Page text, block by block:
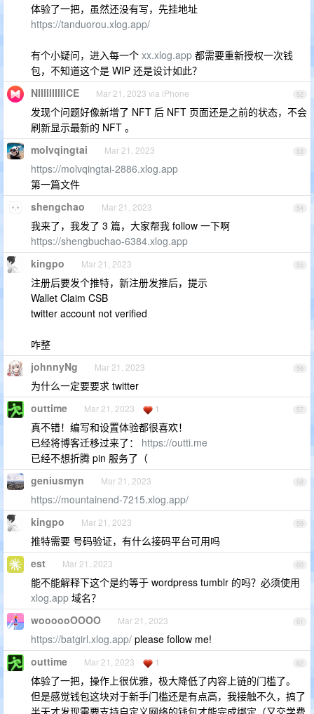
体验了一把，虽然还没有写，先挂地址
https://tanduorou.xlog.app/
有个小疑问，进入每一个 xx.xlog.app 都需要重新授权一次钱
包，不知道这个是 WIP 还是设计如此？
52
NIIIIIIIIIICE Mar 21, 2023 via iPhone
发现个问题好像新增了 NFT 后 NFT 页面还是之前的状态，不会
刷新显示最新的 NFT 。
53
molvqingtai Mar 21, 2023
https://molvqingtai-2886.xlog.app
第一篇文件
54
shengchao Mar 21, 2023
我来了，我发了 3 篇，大家帮我 follow 一下啊
https://shengbuchao-6384.xlog.app
55
kingpo Mar 21, 2023
注册后要发个推特，新注册发推后，提示
Wallet Claim CSB
twitter account not verified
咋整
56
johnnyNg Mar 21, 2023
为什么一定要要求 twitter
57
outtime Mar 21, 2023 1
真不错！编写和设置体验都很喜欢！
已经将博客迁移过来了： https://outti.me
已经不想折腾 pin 服务了（
58
geniusmyn Mar 21, 2023
https://mountainend-7215.xlog.app/
59
kingpo Mar 21, 2023
推特需要 号码验证，有什么接码平台可用吗
60
est Mar 21, 2023
能不能解释下这个是约等于 wordpress tumblr 的吗？必须使用
xlog.app 域名？
61
woooooOOOO Mar 21, 2023
https://batgirl.xlog.app/ please follow me!
62
outtime Mar 21, 2023 1
体验了一把，操作上很优雅，极大降低了内容上链的门槛了。
但是感觉钱包这块对于新手门槛还是有点高，我接触不久，搞了
半天才发现需要支持自定义网络的钱包才能完成绑定（又交学费